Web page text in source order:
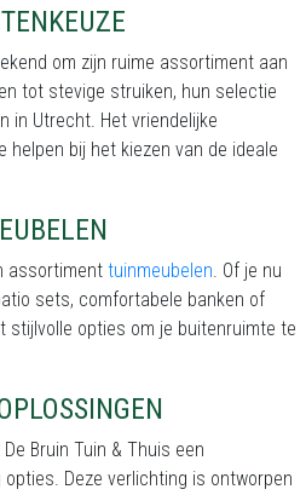
om zijn ruime assortiment aan
tot stevige struiken, hun selectie
in Utrecht. Het vriendelijke
bij het kiezen van de ideale
assortiment tuinmeubelen. Of je nu
sets, comfortabele banken of
stijlvolle opties om je buitenruimte te
Bruin Tuin & Thuis een
opties. Deze verlichting is ontworpen